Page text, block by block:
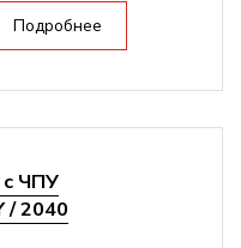
10500 Вт
Подробнее
ЧПУ
/ 2040